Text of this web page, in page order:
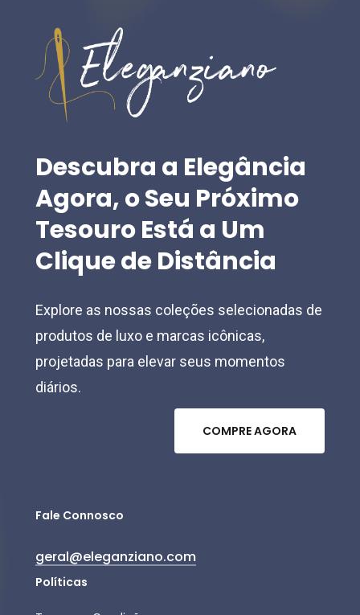
Descubra a Elegância
Agora,oSeu Próximo
TesouroEstá a Um
CliquedeDistância
Explore as nossas coleções selecionadas de
produtos de luxo e marcas icônicas,
projetadas para elevar seus momentos
diários.
COMPREAGORA
Fale Connosco
geral@eleganziano.com
Políticas